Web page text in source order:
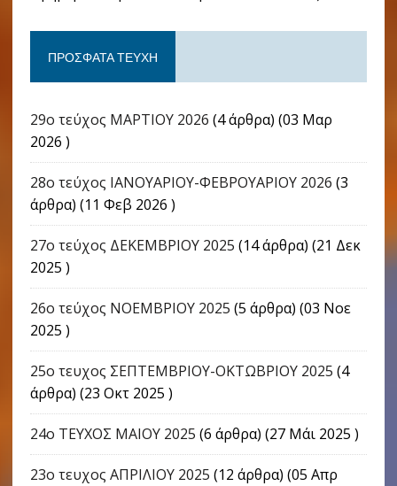
ΠΡΌΣΦΑΤΑ ΤΕΎΧΗ
29ο τεύχος ΜΑΡΤΙΟΥ 2026 (4 άρθρα) (03 Μαρ
2026 )
28ο τεύχος ΙΑΝΟΥΑΡΙΟΥ-ΦΕΒΡΟΥΑΡΙΟΥ 2026 (3
άρθρα) (11 Φεβ 2026 )
27ο τεύχος ΔΕΚΕΜΒΡΙΟΥ 2025 (14 άρθρα) (21 Δεκ
2025 )
26ο τεύχος ΝΟΕΜΒΡΙΟΥ 2025 (5 άρθρα) (03 Νοε
2025 )
25ο τευχος ΣΕΠΤΕΜΒΡΙΟΥ-ΟΚΤΩΒΡΙΟΥ 2025 (4
άρθρα) (23 Οκτ 2025 )
24o ΤΕΥΧΟΣ ΜΑΙΟΥ 2025 (6 άρθρα) (27 Μάι 2025 )
23ο τευχος ΑΠΡΙΛΙΟΥ 2025 (12 άρθρα) (05 Απρ